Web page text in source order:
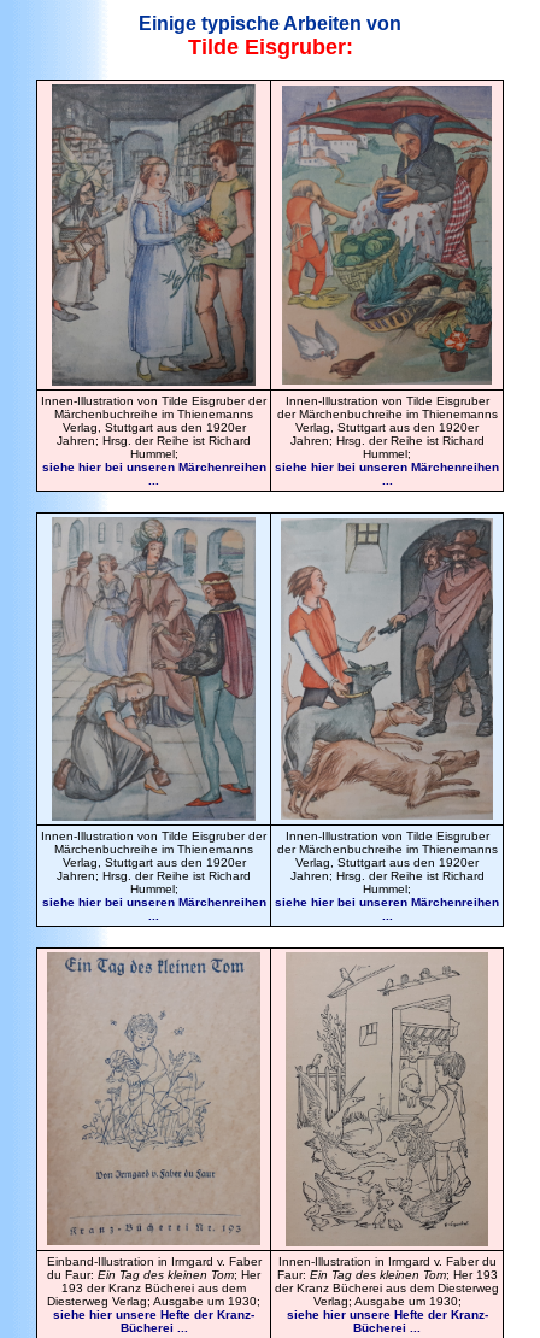
Einige typische Arbeiten von
Tilde Eisgruber:
Innen-Illustration von Tilde Eisgruber der
Märchenbuchreihe im Thienemanns
Verlag, Stuttgart aus den 1920er
Jahren; Hrsg. der Reihe ist Richard
Hummel;
siehe hier bei unseren Märchenreihen
Innen-Illustration von Tilde Eisgruber
der Märchenbuchreihe im Thienemanns
Verlag, Stuttgart aus den 1920er
Jahren; Hrsg. der Reihe ist Richard
Hummel;
siehe hier bei unseren Märchenreihen
Innen-Illustration von Tilde Eisgruber der
Märchenbuchreihe im Thienemanns
Verlag, Stuttgart aus den 1920er
Jahren; Hrsg. der Reihe ist Richard
Hummel;
siehe hier bei unseren Märchenreihen
Innen-Illustration von Tilde Eisgruber
der Märchenbuchreihe im Thienemanns
Verlag, Stuttgart aus den 1920er
Jahren; Hrsg. der Reihe ist Richard
Hummel;
siehe hier bei unseren Märchenreihen
Einband-Illustration in Irmgard v. Faber
du Faur: Ein Tag des kleinen Tom; Her
193 der Kranz Bücherei aus dem
Diesterweg Verlag; Ausgabe um 1930;
siehe hier unsere Hefte der Kranz-
Bücherei ...
Innen-Illustration in Irmgard v. Faber du
Faur: Ein Tag des kleinen Tom; Her 193
der Kranz Bücherei aus dem Diesterweg
Verlag; Ausgabe um 1930;
siehe hier unsere Hefte der Kranz-
Bücherei ...